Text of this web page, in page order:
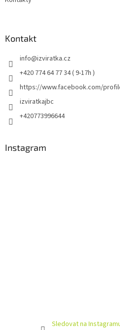
Kontakt
info@izviratka.cz
+420 774 64 77 34 ( 9-17h )
https://www.facebook.com/
izviratkajbc
+420773996644
Instagram
Sledovat na